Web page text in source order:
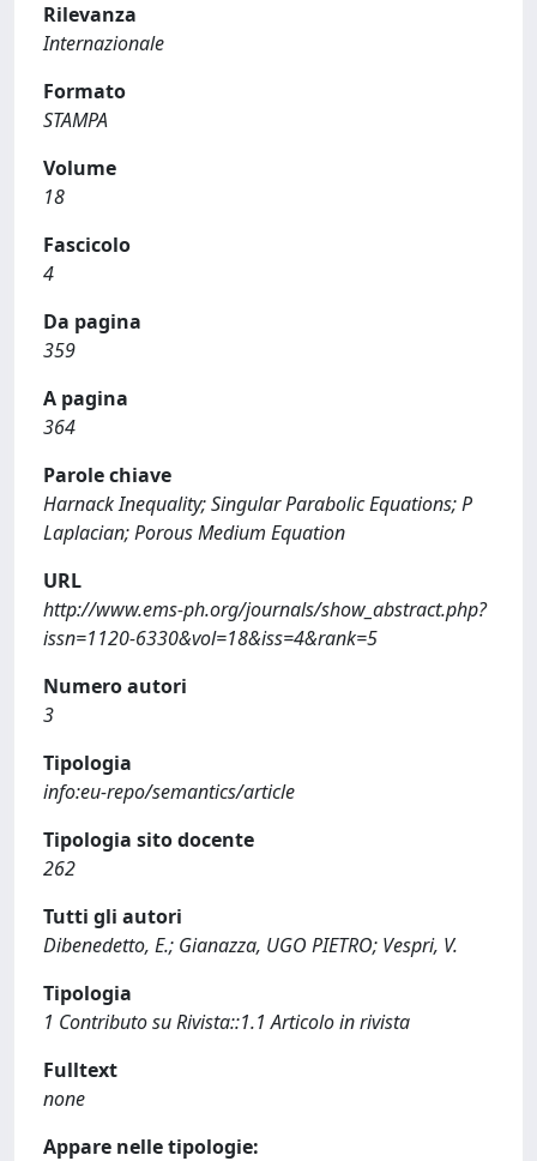
Rilevanza
Internazionale
Formato
STAMPA
Volume
18
Fascicolo
4
Da pagina
359
A pagina
364
Parole chiave
Harnack Inequality; Singular Parabolic Equations; P
Laplacian; Porous Medium Equation
URL
http://www.ems-ph.org/journals/show_abstract.php?
issn=1120-6330&vol=18&iss=4&rank=5
Numero autori
3
Tipologia
info:eu-repo/semantics/article
Tipologia sito docente
262
Tutti gli autori
Dibenedetto, E.; Gianazza, UGO PIETRO; Vespri, V.
Tipologia
1 Contributo su Rivista::1.1 Articolo in rivista
Fulltext
none
Appare nelle tipologie: